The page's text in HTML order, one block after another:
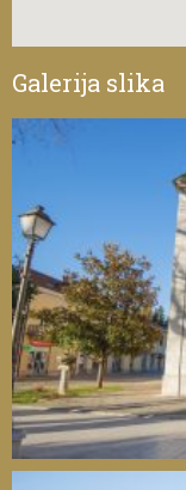
Galerija slika